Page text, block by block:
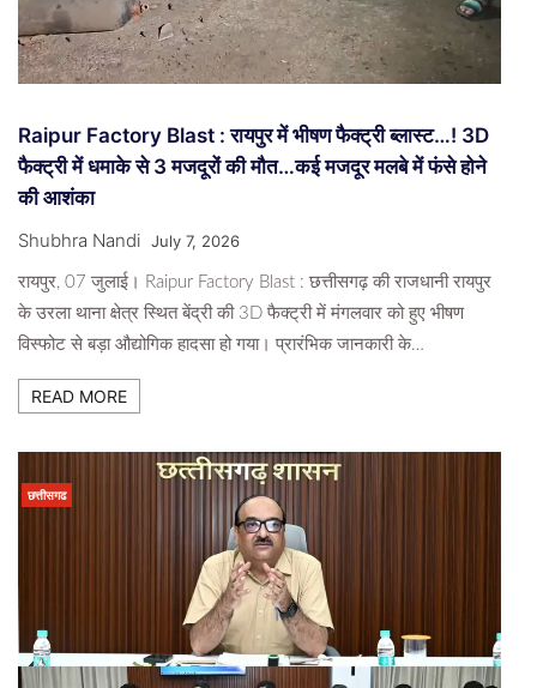
Raipur Factory Blast : रायपुर में भीषण फैक्ट्री ब्लास्ट…! 3D
फैक्ट्री में धमाके से 3 मजदूरों की मौत…कई मजदूर मलबे में फंसे होने
की आशंका
Shubhra Nandi July 7, 2026
रायपुर, 07 जुलाई। Raipur Factory Blast : छत्तीसगढ़ की राजधानी रायपुर
के उरला थाना क्षेत्र स्थित बेंद्री की 3D फैक्ट्री में मंगलवार को हुए भीषण
विस्फोट से बड़ा औद्योगिक हादसा हो गया। प्रारंभिक जानकारी के…
READ MORE
छत्तीसगढ